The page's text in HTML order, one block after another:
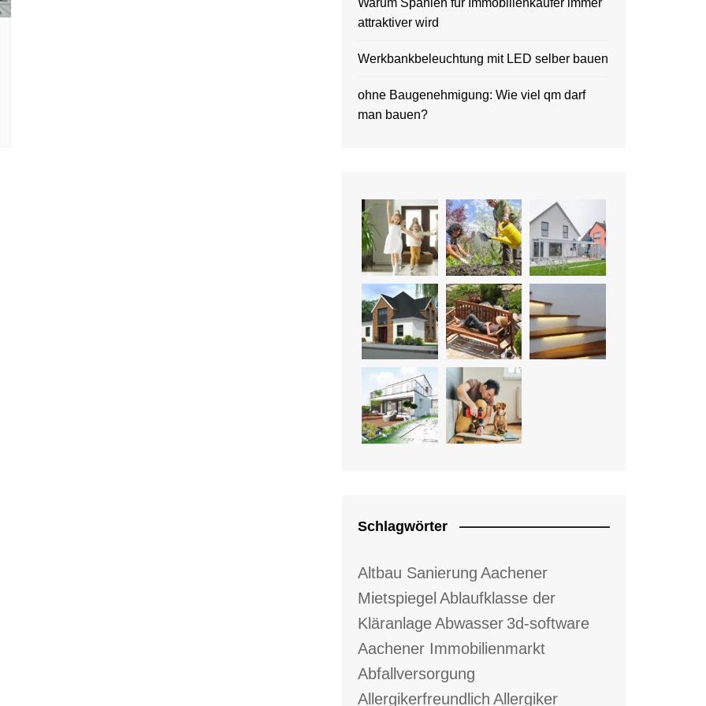
Warum Spanien für Immobilienkäufer immer
attraktiver wird
Werkbankbeleuchtung mit LED selber bauen
ohne Baugenehmigung: Wie viel qm darf
man bauen?
Schlagwörter
Altbau Sanierung Aachener
Mietspiegel Ablaufklasse der
KläranlageAbwasser 3d-software
Aachener Immobilienmarkt
Abfallversorgung
Allergikerfreundlich Allergiker